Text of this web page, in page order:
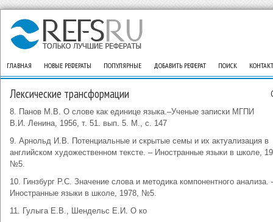
ГЛАВНАЯ НОВЫЕ РЕФЕРАТЫ ПОПУЛЯРНЫЕ ДОБАВИТЬ РЕФЕРАТ ПОИСК
Лексические трансформации
8. Панов М.В. О слове как единице языка.–Ученые записки МГПИ
В.И. Ленина, 1956, т. 51. вып. 5. М., с. 147
9. Арнольд И.В. Потенциальные и скрытые семы и их актуализация в
английском художественном тексте. – Иностранные языки в школе,
№5.
10. Гинзбург Р.С. Значение слова и методика компонентного анализа.
Иностранные языки в школе, 1978, №5.
11. Гулыга Е.В., Шендельс Е.И. О ко